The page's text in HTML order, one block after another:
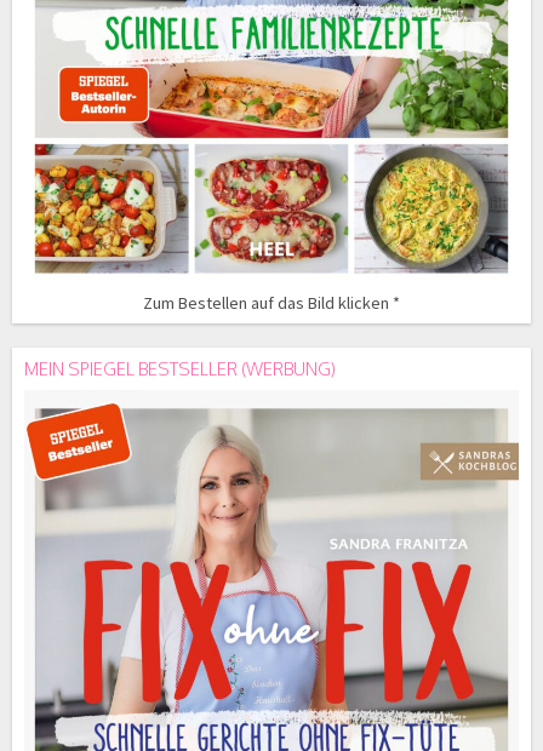
Zum Bestellen auf das Bild klicken *
MEIN SPIEGEL BESTSELLER (WERBUNG)